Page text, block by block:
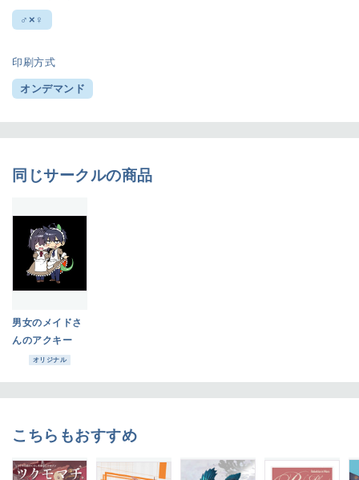
♂×♀
印刷方式
オンデマンド
同じサークルの商品
男女のメイドさ
んのアクキー
オリジナル
こちらもおすすめ